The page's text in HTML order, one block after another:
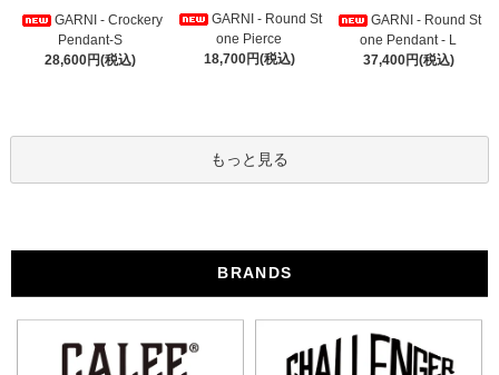
GARNI - Crockery
Pendant-S
28,600円(税込)
GARNI - Round St
one Pierce
18,700円(税込)
GARNI - Round St
one Pendant - L
37,400円(税込)
もっと見る
BRANDS